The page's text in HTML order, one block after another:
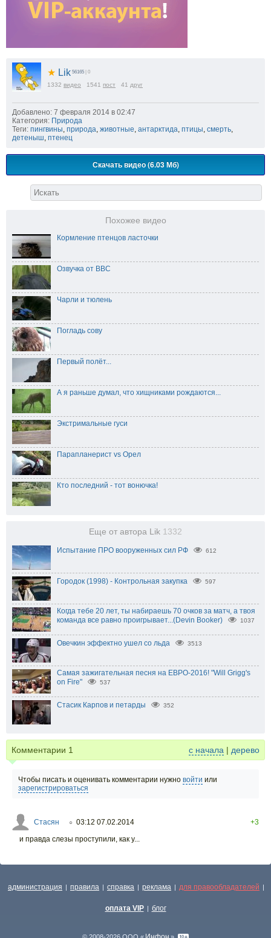
★ Lik 56165 | 0
1332 видео 1541 пост 41 друг
Добавлено: 7 февраля 2014 в 02:47
Категория: Природа
Теги: пингвины, природа, животные, антарктида, птицы, смерть,
детеныш, птенец
Скачать видео (6.03 Мб)
Похожее видео
Кормление птенцов ласточки
Озвучка от BBC
Чарли и тюлень
Погладь сову
Первый полёт...
А я раньше думал, что хищниками рождаются...
Экстримальные гуси
Парапланерист vs Орел
Кто последний - тот вонючка!
Еще от автора Lik 1332
Испытание ПРО вооруженных сил РФ 612
Городок (1998) - Контрольная закупка 597
Когда тебе 20 лет, ты набираешь 70 очков за матч, а твоя
команда все равно проигрывает...(Devin Booker)
1037
Овечкин эффектно ушел со льда 3513
Самая зажигательная песня на ЕВРО-2016! "Will Grigg's
on Fire"
537
Стасик Карпов и петарды 352
Комментарии 1 с начала | дерево
Чтобы писать и оценивать комментарии нужно войти или
зарегистрироваться
Стасян ○ 03:12 07.02.2014
+3
и правда слезы проступили, как у...
администрация | правила | справка | реклама | для правообладателей |
оплата VIP | блог